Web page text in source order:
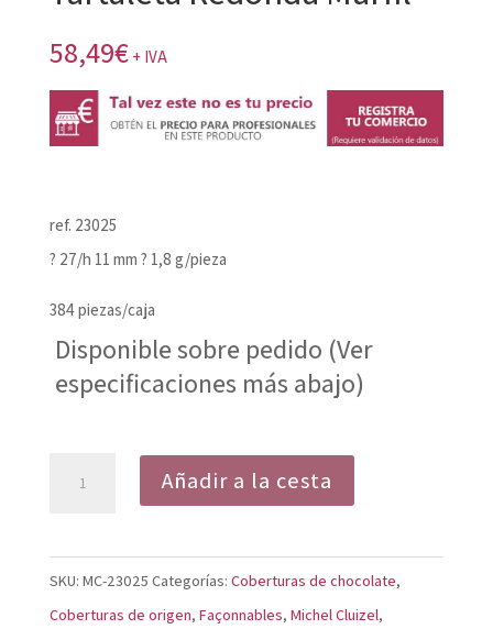
58,49€ + IVA
ref. 23025
? 27/h 11 mm ? 1,8 g/pieza
384 piezas/caja
Disponible sobre pedido (Ver
especificaciones más abajo)
Añadir a la cesta
SKU: MC-23025 Categorías: Coberturas de chocolate,
Coberturas de origen, Façonnables, Michel Cluizel,